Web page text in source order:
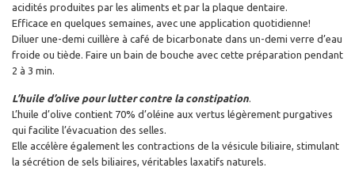
acidités produites par les aliments et par la plaque dentaire.
Efficace en quelques semaines, avec une application quotidienne!
Diluer une-demi cuillère à café de bicarbonate dans un-demi verre d’eau
froide ou tiède. Faire un bain de bouche avec cette préparation pendant
2 à 3 min.
L’huile d’olive pour lutter contre la constipation
L’huile d’olive contient 70% d’oléine aux vertus légèrement purgatives
qui facilite l’évacuation des selles.
Elle accélère également les contractions de la vésicule biliaire, stimulant
la sécrétion de sels biliaires, véritables laxatifs naturels.